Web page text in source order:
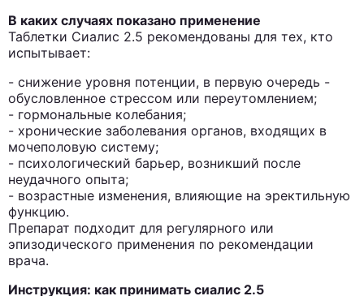
В каких случаях показано применение
Таблетки Сиалис 2.5 рекомендованы для тех, кто
испытывает:
- снижение уровня потенции, в первую очередь -
обусловленное стрессом или переутомлением;
- гормональные колебания;
- хронические заболевания органов, входящих в
мочеполовую систему;
- психологический барьер, возникший после
неудачного опыта;
- возрастные изменения, влияющие на эректильную
функцию.
Препарат подходит для регулярного или
эпизодического применения по рекомендации
врача.
Инструкция: как принимать сиалис 2.5